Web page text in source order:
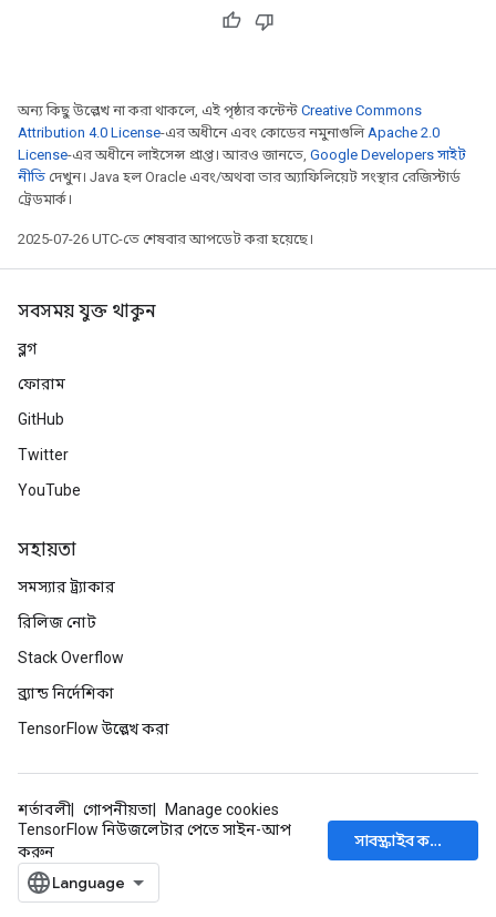
অন্য কিছু উল্লেখ না করা থাকলে, এই পৃষ্ঠার কন্টেন্ট Creative Commons
Attribution 4.0 License-এর অধীনে এবং কোডের নমুনাগুলিApache 2.0
License-এর অধীনে লাইসেন্স প্রাপ্ত। আরও জানতে, Google Developers সাইট
নীতি দেখুন। Java হল Oracle এবং/অথবা তার অ্যাফিলিয়েট সংস্থার রেজিস্টার্ড
ট্রেডমার্ক।
2025-07-26 UTC-তে শেষবার আপডেট করা হয়েছে।
সবসময় যুক্ত থাকুন
ব্লগ
ফোরাম
GitHub
Twitter
YouTube
সহায়তা
সমস্যার ট্র্যাকার
রিলিজ নোট
Stack Overflow
ব্র্যান্ড নির্দেশিকা
TensorFlow উল্লেখ করা
শর্তাবলী গোপনীয়তা
Manage cookies
TensorFlow নিউজলেটার পেতে সাইন-আপ
করুন
সাবস্ক্রাইব করুন